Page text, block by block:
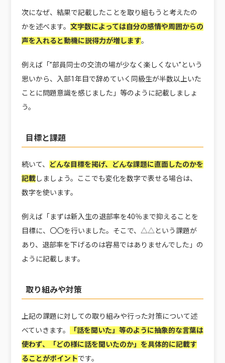
次になぜ、結果で記載したことを取り組もうと考えたの
かを述べます。 文字数によっては自分の感情や周囲からの
声を入れると動機に説得力が増します。
例えば「”部員同士の交流の場が少なく楽しくない”という
思いから、入部1年目で辞めていく同級生が半数以上いた
ことに問題意識を感じました」等のように記載しましょ
う。
目標と課題
続いて、
どんな目標を掲げ、どんな課題に直面したのかを
記載しましょう。ここでも変化を数字で表せる場合は、
数字を使います。
例えば「まずは新入生の退部率を40％まで抑えることを
目標に、〇〇を行いました。そこで、△△という課題が
あり、退部率を下げるのは容易ではありませんでした」の
ように記載します。
取り組みや対策
上記の課題に対しての取り組みや行った対策について述
べていきます。
「話を聞いた」等のように抽象的な言葉は
使わず、「どの様に話を聞いたのか」を具体的に記載す
ることがポイントです。